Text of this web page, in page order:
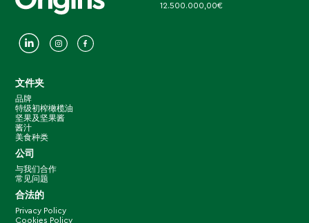
12.500.000,00€
文件夹
品牌
特级初榨橄榄油
坚果及坚果酱
酱汁
美食种类
公司
与我们合作
常见问题
合法的
Privacy Policy
Cookies Policy